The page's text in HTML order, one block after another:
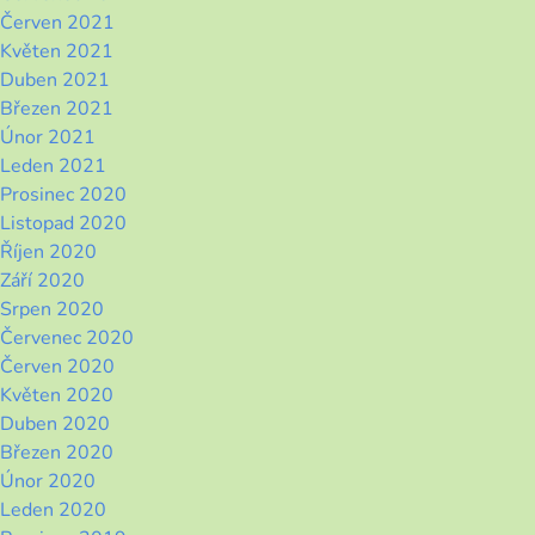
Červen 2021
Květen 2021
Duben 2021
Březen 2021
Únor 2021
Leden 2021
Prosinec 2020
Listopad 2020
Říjen 2020
Září 2020
Srpen 2020
Červenec 2020
Červen 2020
Květen 2020
Duben 2020
Březen 2020
Únor 2020
Leden 2020